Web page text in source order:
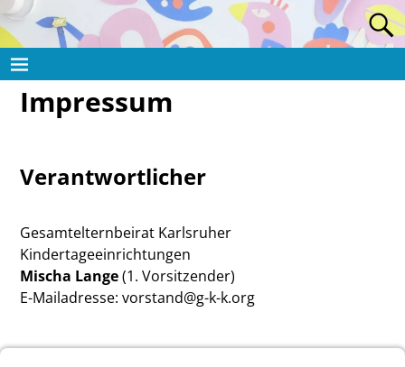
Impressum
Verantwortlicher
Gesamtelternbeirat Karlsruher
Kindertageeinrichtungen
Mischa Lange(1. Vorsitzender)
E-Mailadresse: vorstand@g-k-k.org